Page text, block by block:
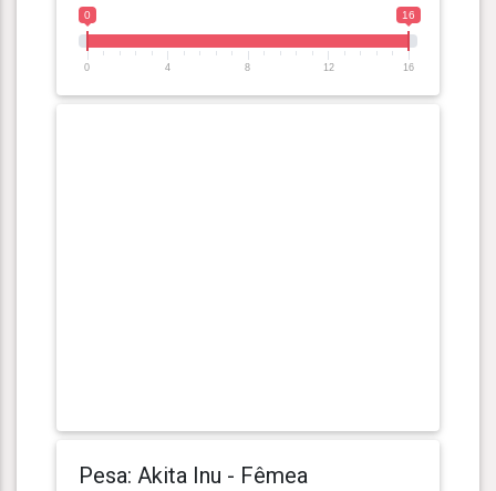
0 16
0 4 8 12 16
Pesa: Akita Inu - Fêmea